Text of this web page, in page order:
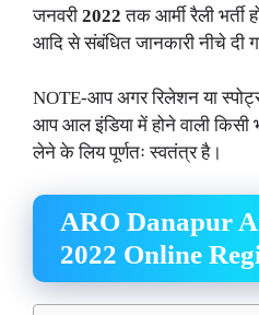
जनवरी 2022 तक आर्मी रैली भर्ती
आदि से संबंधित जानकारी नीचे दी
NOTE-आप अगर रिलेशन या
आप आल इंडिया में होने वाली किसी
लेने के लिय पूर्णतः स्वतंत्र है।
ARO Danapur
2022 Online